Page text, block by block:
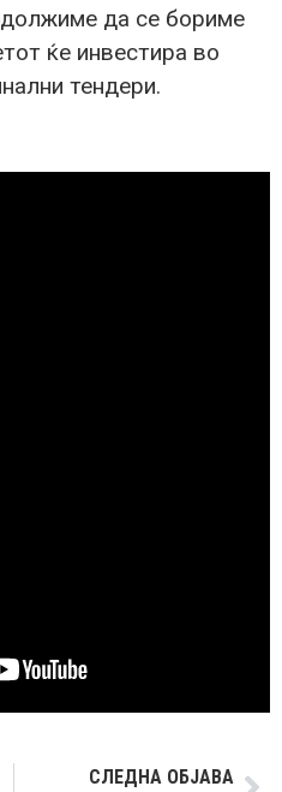
да се бориме
ќе инвестира во
тендери.
СЛЕДНА ОБЈАВА